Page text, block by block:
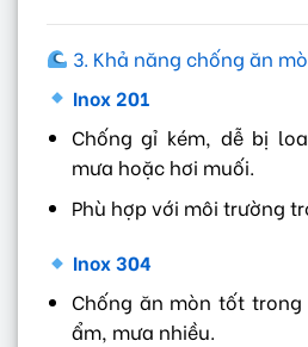
3. Khả năng chống ăn
Inox 201
Chống gỉ kém, dễ bị
mưa hoặc hơi muối.
Phù hợp với môi trường
Inox 304
Chống ăn mòn tốt
ẩm, mưa nhiều.